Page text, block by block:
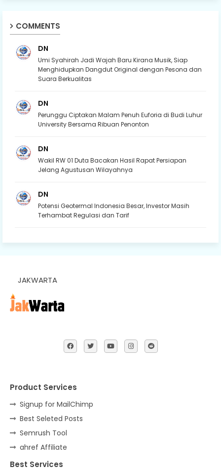
COMMENTS
DN
Umi Syahirah Jadi Wajah Baru Kirana Musik, Siap
Menghidupkan Dangdut Original dengan Pesona dan
Suara Berkualitas
DN
Perunggu Ciptakan Malam Penuh Euforia di Budi Luhur
University Bersama Ribuan Penonton
DN
Wakil RW 01 Duta Bacakan Hasil Rapat Persiapan
Jelang Agustusan Wilayahnya
DN
Potensi Geotermal Indonesia Besar, Investor Masih
Terhambat Regulasi dan Tarif
JAKWARTA
Product Services
Signup for MailChimp
Best Seleted Posts
Semrush Tool
ahref Affiliate
Best Services